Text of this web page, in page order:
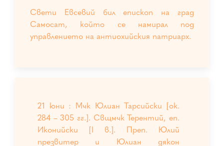
Свети Евсевий бил епископ на град
Самосат, който се намирал под
управлението на антиохийския патриарх.
21 юни : Мчк Юлиан Тарсийски [ок.
284 – 305 гг.]. Свщмчк Терентий, еп.
Иконийски [I в.]. Преп. Юлий
презвитер и Юлиан дякон